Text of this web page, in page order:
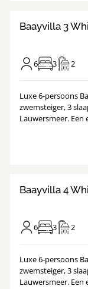
Baayvilla 3
6 3 2
Luxe 6-persoons
zwemsteiger, 3
Lauwersmeer.
Baayvilla 4
6 3 2
Luxe 6-persoons
zwemsteiger, 3
Lauwersmeer.